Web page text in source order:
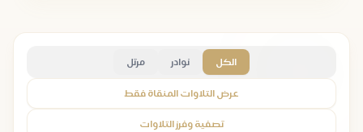
الكل نوادر مرتل
عرض التلاوات المنقاة فقط
تصفية وفرز التلاوات